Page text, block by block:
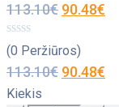
113.10€ 90.48€
(0 Peržiūros)
113.10€ 90.48€
Kiekis